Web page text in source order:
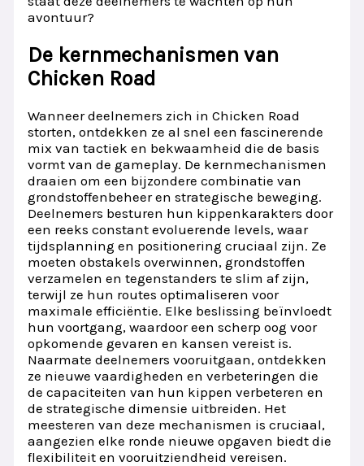
avontuur?
De kernmechanismen van
Chicken Road
Wanneer deelnemers zich in Chicken Road
storten, ontdekken ze al snel een fascinerende
mix van tactiek en bekwaamheid die de basis
vormt van de gameplay. De kernmechanismen
draaien om een bijzondere combinatie van
grondstoffenbeheer en strategische beweging.
Deelnemers besturen hun kippenkarakters door
een reeks constant evoluerende levels, waar
tijdsplanning en positionering cruciaal zijn. Ze
moeten obstakels overwinnen, grondstoffen
verzamelen en tegenstanders te slim af zijn,
terwijl ze hun routes optimaliseren voor
maximale efficiëntie. Elke beslissing beïnvloedt
hun voortgang, waardoor een scherp oog voor
opkomende gevaren en kansen vereist is.
Naarmate deelnemers vooruitgaan, ontdekken
ze nieuwe vaardigheden en verbeteringen die
de capaciteiten van hun kippen verbeteren en
de strategische dimensie uitbreiden. Het
meesteren van deze mechanismen is cruciaal,
aangezien elke ronde nieuwe opgaven biedt die
flexibiliteit en vooruitziendheid vereisen.